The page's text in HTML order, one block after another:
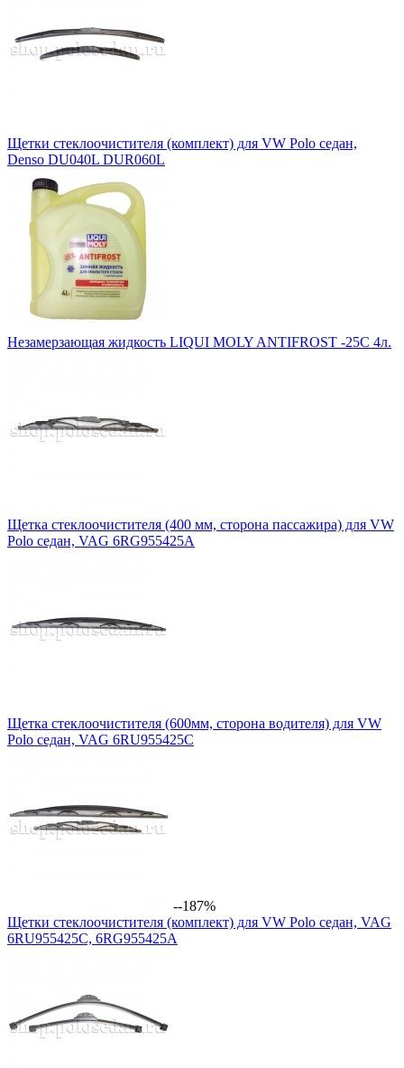
Щетки стеклоочистителя (комплект) для VW Polo седан,
Denso DU040L DUR060L
Незамерзающая жидкость LIQUI MOLY ANTIFROST -25C 4л.
Щетка стеклоочистителя (400 мм, сторона пассажира) для VW
Polo седан, VAG 6RG955425A
Щетка стеклоочистителя (600мм, сторона водителя) для VW
Polo седан, VAG 6RU955425C
--187%
Щетки стеклоочистителя (комплект) для VW Polo седан, VAG
6RU955425C, 6RG955425A